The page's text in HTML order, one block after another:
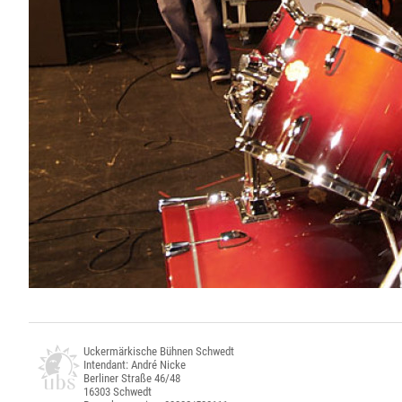
Uckermärkische Bühnen Schwedt
Intendant: André Nicke
Berliner Straße 46/48
16303 Schwedt